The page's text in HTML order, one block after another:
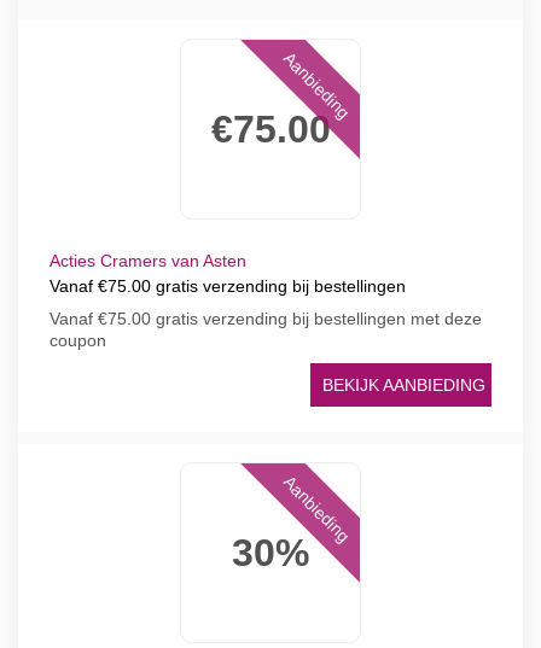
€75.00
Aanbieding
Acties Cramers van Asten
Vanaf €75.00 gratis verzending bij bestellingen
Vanaf €75.00 gratis verzending bij bestellingen met deze
coupon
BEKIJK AANBIEDING
30%
Aanbieding